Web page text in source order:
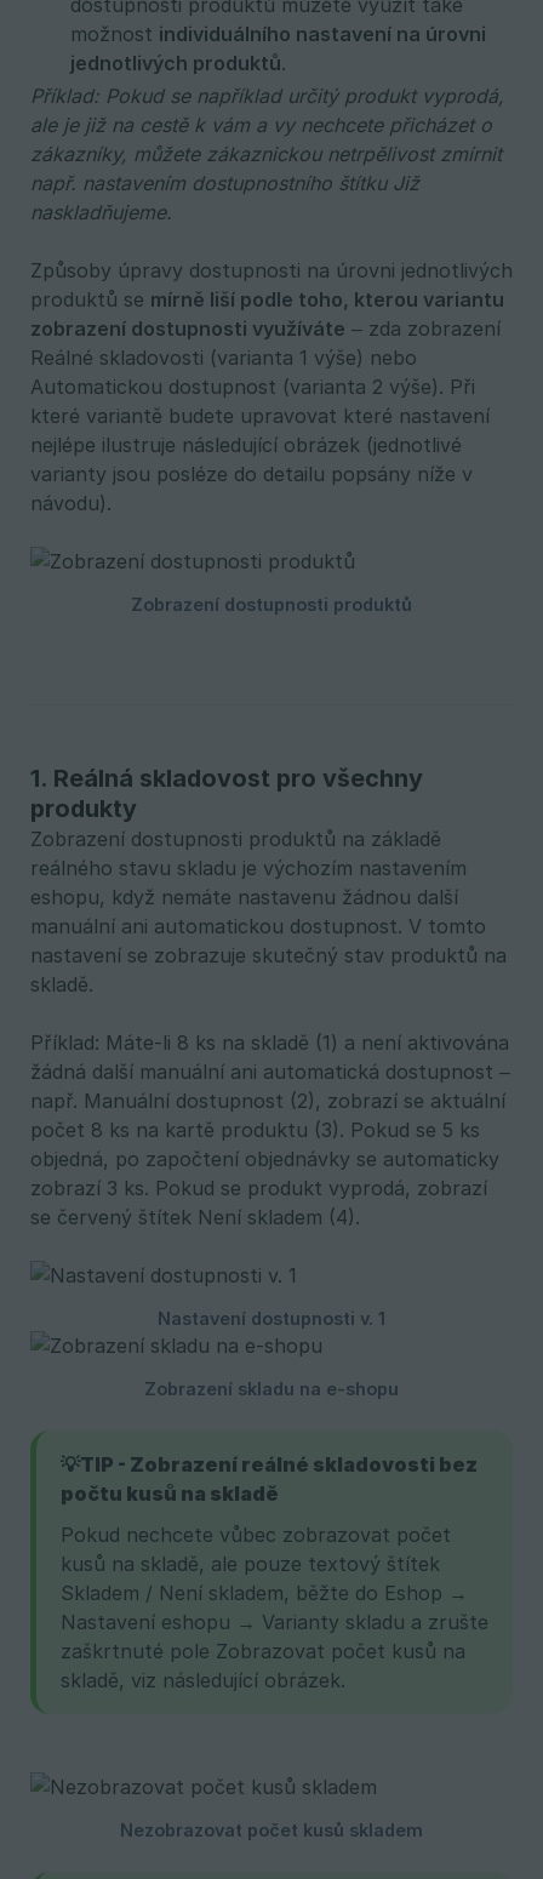
dostupnosti produktů můžete využít také
možnost individuálního nastavení na úrovni
jednotlivých produktů.
Příklad: Pokud se například určitý produkt vyprodá,
ale je již na cestě k vám a vy nechcete přicházet o
zákazníky, můžete zákaznickou netrpělivost zmírnit
např. nastavením dostupnostního štítku Již
naskladňujeme.
Způsoby úpravy dostupnosti na úrovni jednotlivých
produktů se mírně liší podle toho, kterou variantu
zobrazení dostupnosti využíváte – zda zobrazení
Reálné skladovosti (varianta 1 výše) nebo
Automatickou dostupnost (varianta 2 výše). Při
které variantě budete upravovat které nastavení
nejlépe ilustruje následující obrázek (jednotlivé
varianty jsou posléze do detailu popsány níže v
návodu).
1. Reálná skladovost pro všechny
produkty
Zobrazení dostupnosti produktů na základě
reálného stavu skladu je výchozím nastavením
eshopu, když nemáte nastavenu žádnou další
manuální ani automatickou dostupnost. V tomto
nastavení se zobrazuje skutečný stav produktů na
skladě.
Příklad: Máte-li 8 ks na skladě (1) a není aktivována
žádná další manuální ani automatická dostupnost –
např. Manuální dostupnost (2), zobrazí se aktuální
počet 8 ks na kartě produktu (3). Pokud se 5 ks
objedná, po započtení objednávky se automaticky
zobrazí 3 ks. Pokud se produkt vyprodá, zobrazí
se červený štítek Není skladem (4).
💡TIP - Zobrazení reálné skladovosti bez
počtu kusů na skladě
Pokud nechcete vůbec zobrazovat počet
kusů na skladě, ale pouze textový štítek
Skladem / Není skladem, běžte do Eshop →
Nastavení eshopu → Varianty skladu a zrušte
zaškrtnuté pole Zobrazovat počet kusů na
skladě, viz následující obrázek.